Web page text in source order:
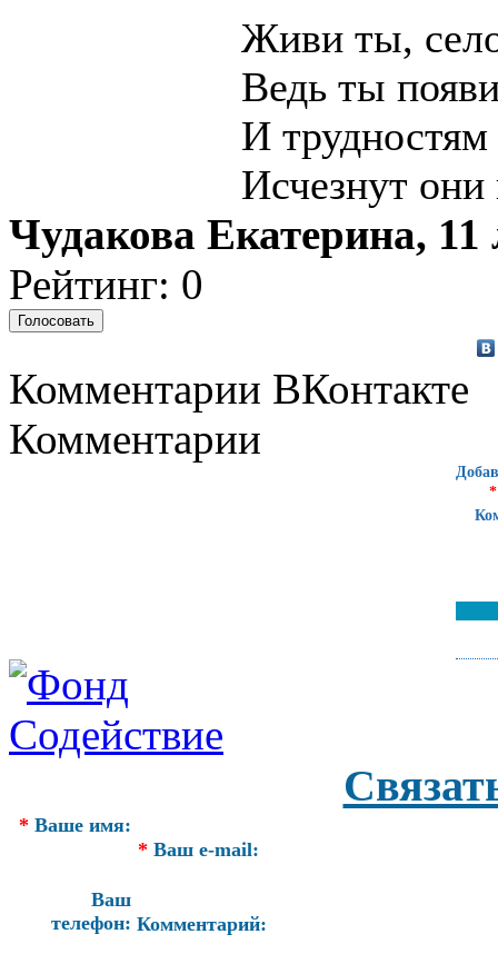
Живи ты,
Ведь ты
И
Исчезнут они
Чудакова Екатерина, 11
Рейтинг: 0
Комментарии ВКонтакте
Комментарии
*
* Ваше имя:
* Ваш e-mail:
Ваш
телефон: Комментарий: